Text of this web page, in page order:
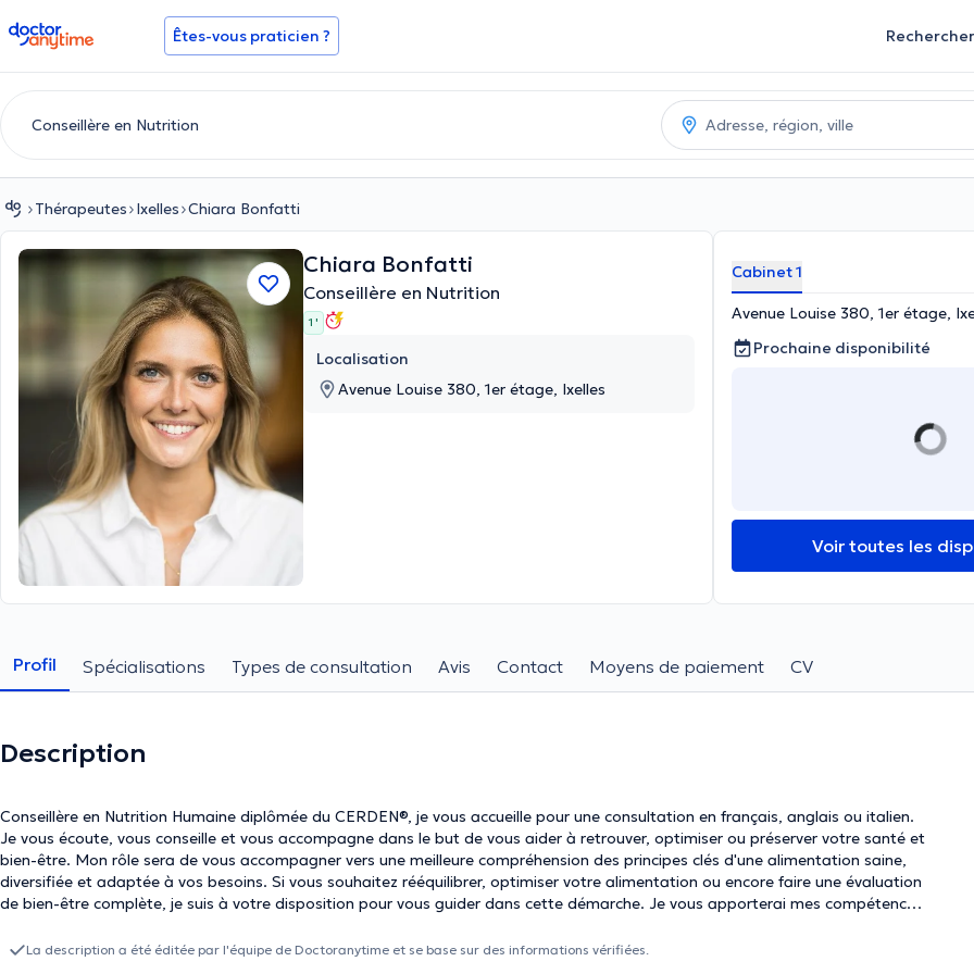
doctoranytime Êtes-vous praticien ? Rechercher
Thérapeutes Ixelles Chiara Bonfatti
Chiara Bonfatti
Conseillère en Nutrition
1 '
Localisation
Avenue Louise 380, 1er étage, Ixelles
Cabinet 1
Avenue Louise 380, 1er étage,
Prochaine disponibilité
Voir toutes les
Profil Spécialisations Types de consultation Avis Contact Moyens de paiement CV
Description
Conseillère en Nutrition Humaine diplômée du CERDEN®, je vous accueille pour une consultation en français, anglais ou italien.
Je vous écoute, vous conseille et vous accompagne dans le but de vous aider à retrouver, optimiser ou préserver votre santé et
bien-être. Mon rôle sera de vous accompagner vers une meilleure compréhension des principes clés d'une alimentation saine,
diversifiée et adaptée à vos besoins. Si vous souhaitez rééquilibrer, optimiser votre alimentation ou encore faire une évaluation
de bien-être complète, je suis à votre disposition pour vous guider dans cette démarche. Je vous apporterai mes compétences
fatigue, les allergies et les intolérances, les troubles du sommeil ou encore le manque d’énergie. Lors de la première
La description a été éditée par l'équipe de Doctoranytime et se base sur des informations vérifiées.